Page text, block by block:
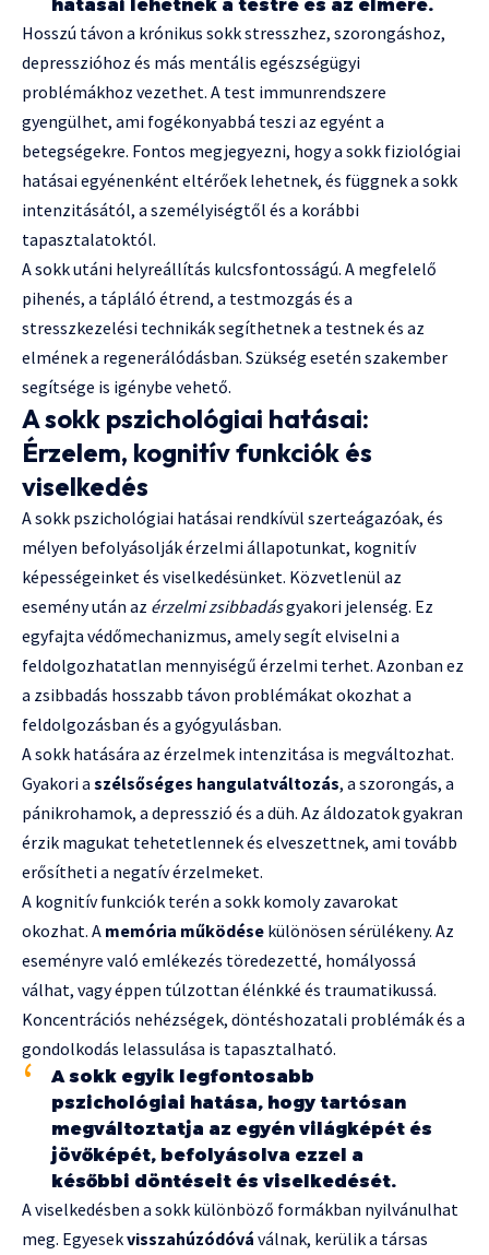
hatásai lehetnek a testre és az elmére.
Hosszú távon a krónikus sokk stresszhez, szorongáshoz,
depresszióhoz és más mentális egészségügyi
problémákhoz vezethet. A test immunrendszere
gyengülhet, ami fogékonyabbá teszi az egyént a
betegségekre. Fontos megjegyezni, hogy a sokk fiziológiai
hatásai egyénenként eltérőek lehetnek, és függnek a sokk
intenzitásától, a személyiségtől és a korábbi
tapasztalatoktól.
A sokk utáni helyreállítás kulcsfontosságú. A megfelelő
pihenés, a tápláló étrend, a testmozgás és a
stresszkezelési technikák segíthetnek a testnek és az
elmének a regenerálódásban. Szükség esetén szakember
segítsége is igénybe vehető.
A sokk pszichológiai hatásai:
Érzelem, kognitív funkciók és
viselkedés
A sokk pszichológiai hatásai rendkívül szerteágazóak, és
mélyen befolyásolják érzelmi állapotunkat, kognitív
képességeinket és viselkedésünket. Közvetlenül az
esemény után az érzelmi zsibbadásgyakori jelenség. Ez
egyfajta védőmechanizmus, amely segít elviselni a
feldolgozhatatlan mennyiségű érzelmi terhet. Azonban ez
a zsibbadás hosszabb távon problémákat okozhat a
feldolgozásban és a gyógyulásban.
A sokk hatására az érzelmek intenzitása is megváltozhat.
Gyakori a szélsőséges hangulatváltozás, a szorongás, a
pánikrohamok, a depresszió és a düh. Az áldozatok gyakran
érzik magukat tehetetlennek és elveszettnek, ami tovább
erősítheti a negatív érzelmeket.
A kognitív funkciók terén a sokk komoly zavarokat
okozhat. A memória működése különösen sérülékeny. Az
eseményre való emlékezés töredezetté, homályossá
válhat, vagy éppen túlzottan élénkké és traumatikussá.
Koncentrációs nehézségek, döntéshozatali problémák és a
gondolkodás lelassulása is tapasztalható.
A sokk egyik legfontosabb
pszichológiai hatása, hogy tartósan
megváltoztatja az egyén világképét és
jövőképét, befolyásolva ezzel a
későbbi döntéseit és viselkedését.
A viselkedésben a sokk különböző formákban nyilvánulhat
meg. Egyesekvisszahúzódóvá válnak, kerülik a társas